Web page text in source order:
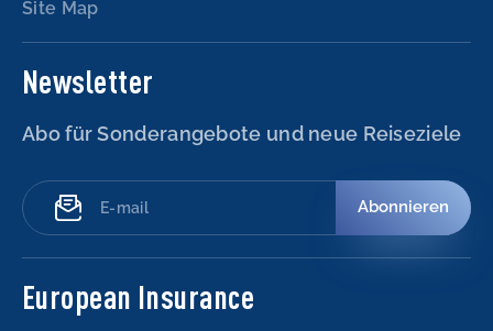
Site Map
Newsletter
Abo für Sonderangebote und neue Reiseziele
Abonnieren
European Insurance